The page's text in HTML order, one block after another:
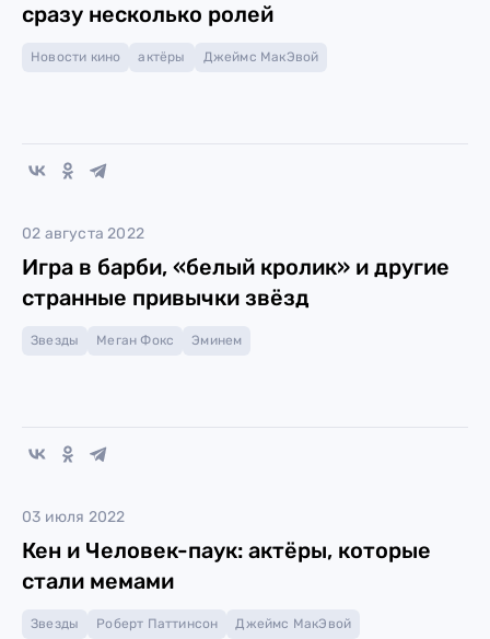
сразу несколько ролей
Новости кино актёры Джеймс МакЭвой
02 августа 2022
Игра в барби, «белый кролик» и другие
странные привычки звёзд
Звезды Меган Фокс Эминем
03 июля 2022
Кен и Человек-паук: актёры, которые
стали мемами
Звезды Роберт Паттинсон Джеймс МакЭвой